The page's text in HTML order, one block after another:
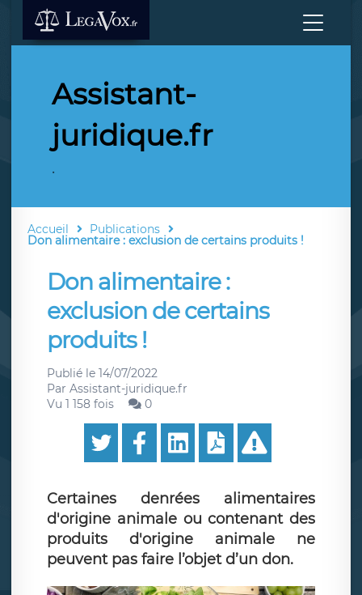
Assistant-
juridique.fr
.
Accueil Publications
Don alimentaire : exclusion de certains produits !
Don alimentaire :
exclusion de certains
produits !
Publié le 14/07/2022
Par Assistant-juridique.fr
Vu 1 158 fois
0
Certaines denrées alimentaires
d'origine animale ou contenant des
produits d'origine animale ne
peuvent pas faire l’objet d’un don.